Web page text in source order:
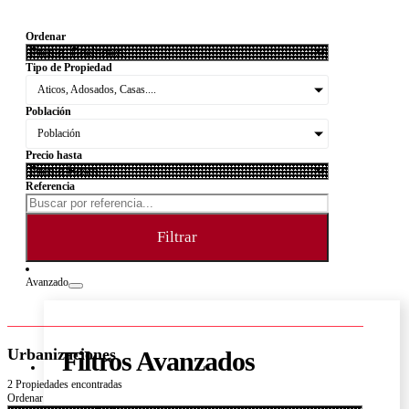
Ordenar
Tipo de Propiedad
Aticos, Adosados, Casas....
Población
Población
Precio hasta
Referencia
Filtrar
Avanzado
Filtros Avanzados
Urbanizaciones
2 Propiedades encontradas
Ordenar